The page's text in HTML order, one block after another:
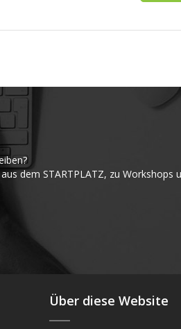
dem STARTPLATZ, zu Workshops
Über diese Website